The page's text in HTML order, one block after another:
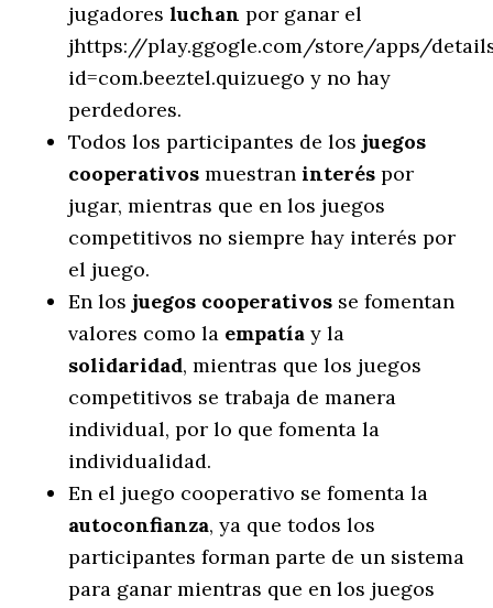
jugadoresluchan por ganar el
jhttps://play.ggogle.com/store/apps/
id=com.beeztel.quizuego y no hay
perdedores.
Todos los participantes de losjuegos
cooperativos muestraninterés por
jugar, mientras que en los juegos
competitivos no siempre hay interés por
el juego.
En losjuegos cooperativos se fomentan
valores como la empatía y la
solidaridad, mientras que los juegos
competitivos se trabaja de manera
individual, por lo que fomenta la
individualidad.
En el juego cooperativo se fomenta la
autoconfianza, ya que todos los
participantes forman parte de un sistema
para ganar mientras que en los juegos